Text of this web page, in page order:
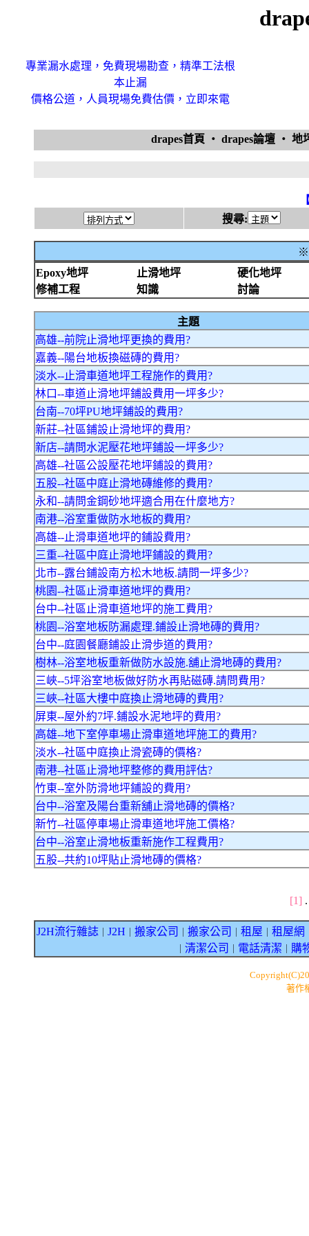
專業漏水處理，免費現場勘查，精準工法根
本止漏
價格公道，人員現場免費估價，立即來電
drapes首頁 ‧ drapes論壇 ‧ 地
搜尋:
※
Epoxy地坪
止滑地坪
硬化地坪
修補工程
知識 討論
主題
高雄--前院止滑地坪更換的費用?
嘉義--陽台地板換磁磚的費用?
淡水--止滑車道地坪工程施作的費用?
林口--車道止滑地坪鋪設費用一坪多少?
台南--70坪PU地坪鋪設的費用?
新莊--社區鋪設止滑地坪的費用?
新店--請問水泥壓花地坪鋪設一坪多少?
高雄--社區公設壓花地坪鋪設的費用?
五股--社區中庭止滑地磚維修的費用?
永和--請問金鋼砂地坪適合用在什麼地方?
南港--浴室重做防水地板的費用?
高雄--止滑車道地坪的鋪設費用?
三重--社區中庭止滑地坪鋪設的費用?
北市--露台鋪設南方松木地板.請問一坪多少?
桃園--社區止滑車道地坪的費用?
台中--社區止滑車道地坪的施工費用?
桃園--浴室地板防漏處理.鋪設止滑地磚的費用?
台中--庭園餐廳鋪設止滑歩道的費用?
樹林--浴室地板重新做防水設施.舖止滑地磚的費用?
三峽--5坪浴室地板做好防水再貼磁磚.請問費用?
三峽--社區大樓中庭換止滑地磚的費用?
屏東--屋外約7坪.鋪設水泥地坪的費用?
高雄--地下室停車場止滑車道地坪施工的費用?
淡水--社區中庭換止滑瓷磚的價格?
南港--社區止滑地坪整修的費用評估?
竹東--室外防滑地坪鋪設的費用?
台中--浴室及陽台重新舖止滑地磚的價格?
新竹--社區停車場止滑車道地坪施工價格?
台中--浴室止滑地板重新施作工程費用?
五股--共約10坪貼止滑地磚的價格?
[1]
J2H流行雜誌 J2H 搬家公司 搬家公司 租屋 租屋網
清潔公司 電話清潔 購
著作